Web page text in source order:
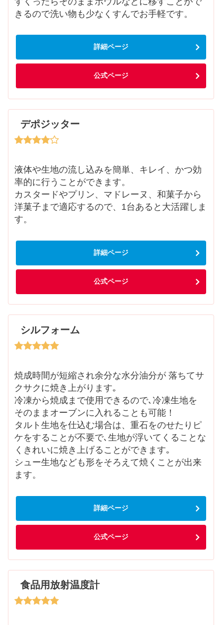
きるので洗い物も少なくすんでお手軽です。
詳細ページ
公式ページ
デポジッター
液体や生地の流し込みを簡単、キレイ、かつ効
率的に行うことができます。
カスタードやプリン、マドレーヌ、和菓子から
洋菓子まで適応するので、1台あると大活躍しま
す。
詳細ページ
公式ページ
シルフォーム
焼成時間が短縮され余分な水分油分が 落ちてサ
クサクに焼き上がります｡
冷凍から焼成まで使用できるので､冷凍生地を
そのままオーブンに入れることも可能！
タルト生地を仕込む場合は、重石をのせたりピ
ケをすることが不要で､生地が浮いてくることな
くきれいに焼き上げることができます｡
シュー生地なども形をそろえて焼くことが出来
ます。
詳細ページ
公式ページ
食品用放射温度計